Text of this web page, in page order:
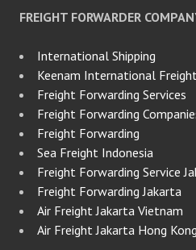
FREIGHT FORWARDER
International Shipping
Keenam International
Freight Forwarding Services
Freight Forwarding
Freight Forwarding
Sea Freight Indonesia
Freight Forwarding Service
Freight Forwarding Jakarta
Air Freight Jakarta Vietnam
Air Freight Jakarta Hong Kong